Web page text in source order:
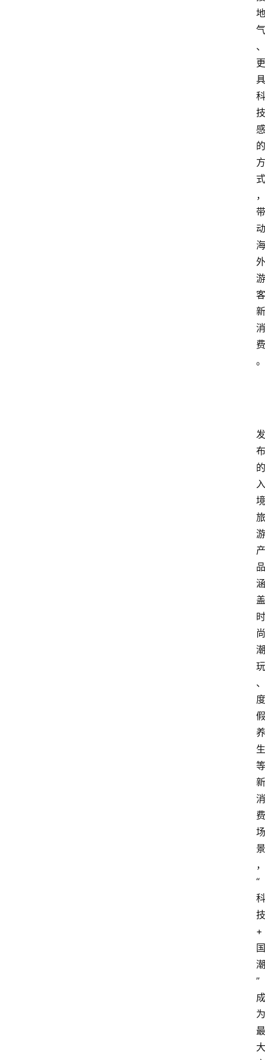
地
气
、
更
具
科
技
感
的
方
式
，
带
动
海
外
游
客
新
消
费
。
发
布
的
入
境
旅
游
产
品
涵
盖
时
尚
潮
玩
、
度
假
养
生
等
新
消
费
场
景
，
“
科
技
+
国
潮
”
成
为
最
大